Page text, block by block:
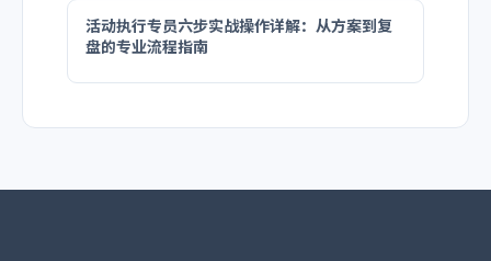
活动执行专员六步实战操作详解：从方案到复
盘的专业流程指南